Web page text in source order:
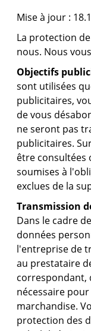
Mise à jour :
La protection
nous. Nous
Objectifs
sont utilisées
publicitaires,
de vous
ne seront pas
publicitaires.
être consultées
soumises à
exclues de la
Transmission
Dans le cadre
données
l'entreprise de
au prestataire
correspondant,
nécessaire
marchandise.
protection des